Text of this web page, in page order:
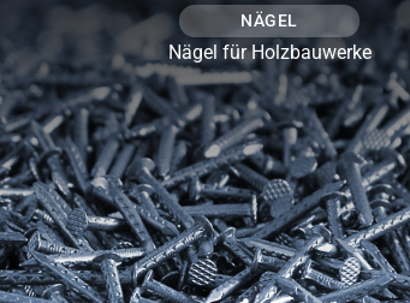
NÄGEL
Nägel für Holzbauwerke